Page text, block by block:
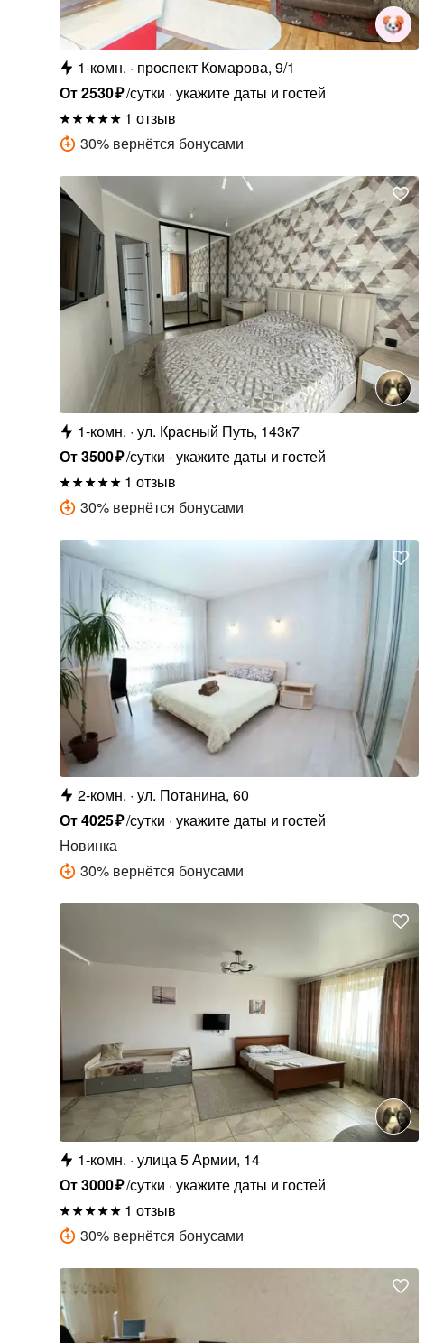
1-комн.
проспект Комарова, 9/1
От2530₽/сутки укажите даты и гостей
1 отзыв
30% вернётся бонусами
1-комн. ул. Красный Путь, 143к7
От3500₽/сутки укажите даты и гостей
1 отзыв
30% вернётся бонусами
2-комн. ул. Потанина, 60
От4025₽/сутки укажите даты и гостей
Новинка
30% вернётся бонусами
1-комн. улица 5 Армии, 14
От3000₽/сутки укажите даты и гостей
1 отзыв
30% вернётся бонусами